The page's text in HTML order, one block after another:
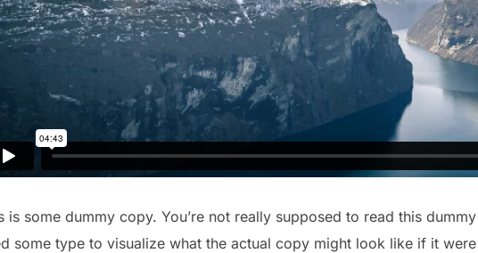
is some dummy copy. You’re not really supposed to read this
some type to visualize what the actual copy might look like if it